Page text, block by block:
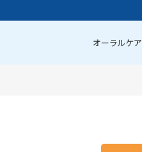
オーラルケア